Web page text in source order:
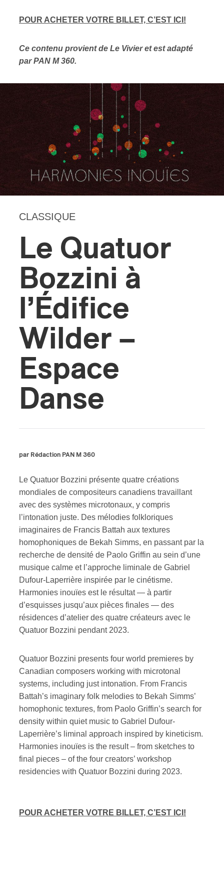
POUR ACHETER VOTRE BILLET, C’EST ICI!
Ce contenu provient de Le Vivier et est adapté
par PAN M 360.
CLASSIQUE
Le Quatuor
Bozzini à
l’Édifice
Wilder –
Espace
Danse
par Rédaction PAN M 360
Le Quatuor Bozzini présente quatre créations
mondiales de compositeurs canadiens travaillant
avec des systèmes microtonaux, y compris
l’intonation juste. Des mélodies folkloriques
imaginaires de Francis Battah aux textures
homophoniques de Bekah Simms, en passant par la
recherche de densité de Paolo Griffin au sein d’une
musique calme et l’approche liminale de Gabriel
Dufour-Laperrière inspirée par le cinétisme.
Harmonies inouïes est le résultat — à partir
d’esquisses jusqu’aux pièces finales — des
résidences d’atelier des quatre créateurs avec le
Quatuor Bozzini pendant 2023.
Quatuor Bozzini presents four world premieres by
Canadian composers working with microtonal
systems, including just intonation. From Francis
Battah’s imaginary folk melodies to Bekah Simms’
homophonic textures, from Paolo Griffin’s search for
density within quiet music to Gabriel Dufour-
Laperrière’s liminal approach inspired by kineticism.
Harmonies inouïes is the result – from sketches to
final pieces – of the four creators’ workshop
residencies with Quatuor Bozzini during 2023.
POUR ACHETER VOTRE BILLET, C’EST ICI!